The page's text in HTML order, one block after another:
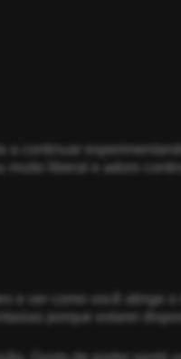
a continuar
liberal e adoro
e ver como você atinge o
porque estarei